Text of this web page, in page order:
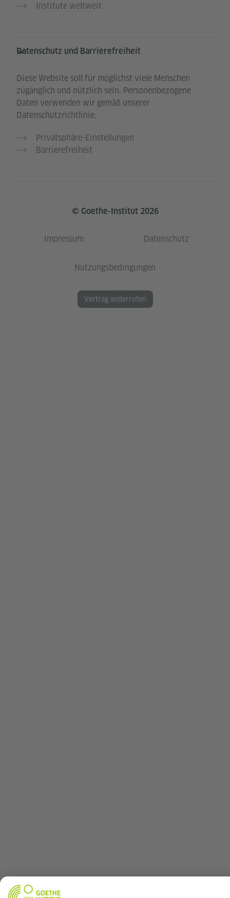
Institute weltweit
Datenschutz und Barrierefreiheit
Diese Website soll für möglichst viele Menschen
zugänglich und nützlich sein. Personenbezogene
Daten verwenden wir gemäß unserer
Datenschutzrichtlinie.
Privatsphäre-Einstellungen
Barrierefreiheit
© Goethe-Institut 2026
Impressum Datenschutz
Nutzungsbedingungen
Vertrag widerrufen